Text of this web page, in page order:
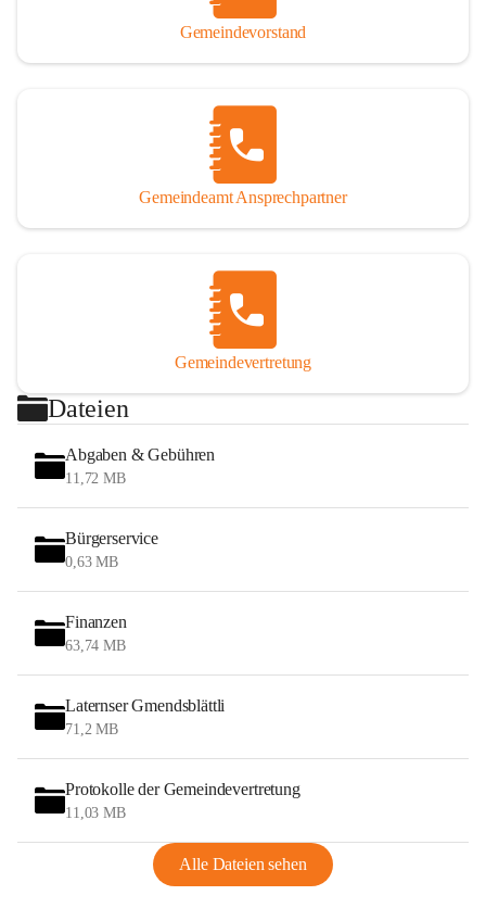
Gemeindevorstand
Gemeindeamt Ansprechpartner
Gemeindevertretung
Dateien
Abgaben & Gebühren
11,72 MB
Bürgerservice
0,63 MB
Finanzen
63,74 MB
Laternser Gmendsblättli
71,2 MB
Protokolle der Gemeindevertretung
11,03 MB
Alle Dateien sehen